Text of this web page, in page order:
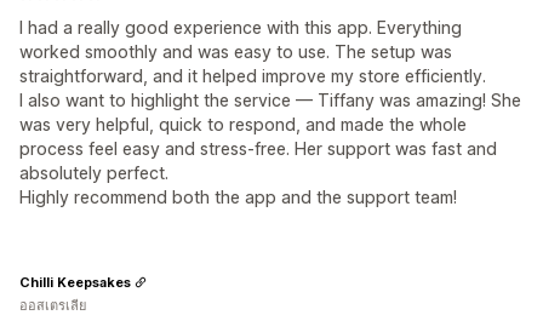
I had a really good experience with this app. Everything
worked smoothly and was easy to use. The setup was
straightforward, and it helped improve my store efficiently.
I also want to highlight the service — Tiffany was amazing! She
was very helpful, quick to respond, and made the whole
process feel easy and stress-free. Her support was fast and
absolutely perfect.
Highly recommend both the app and the support team!
Chilli Keepsakes
ออสเตรเลีย